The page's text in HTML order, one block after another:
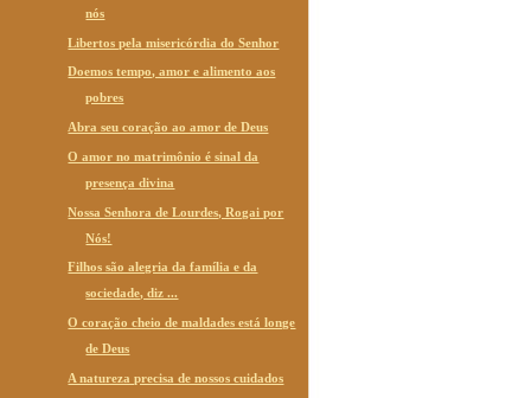
nós
Libertos pela misericórdia do Senhor
Doemos tempo, amor e alimento aos
pobres
Abra seu coração ao amor de Deus
O amor no matrimônio é sinal da
presença divina
Nossa Senhora de Lourdes, Rogai por
Nós!
Filhos são alegria da família e da
sociedade, diz ...
O coração cheio de maldades está longe
de Deus
A natureza precisa de nossos cuidados